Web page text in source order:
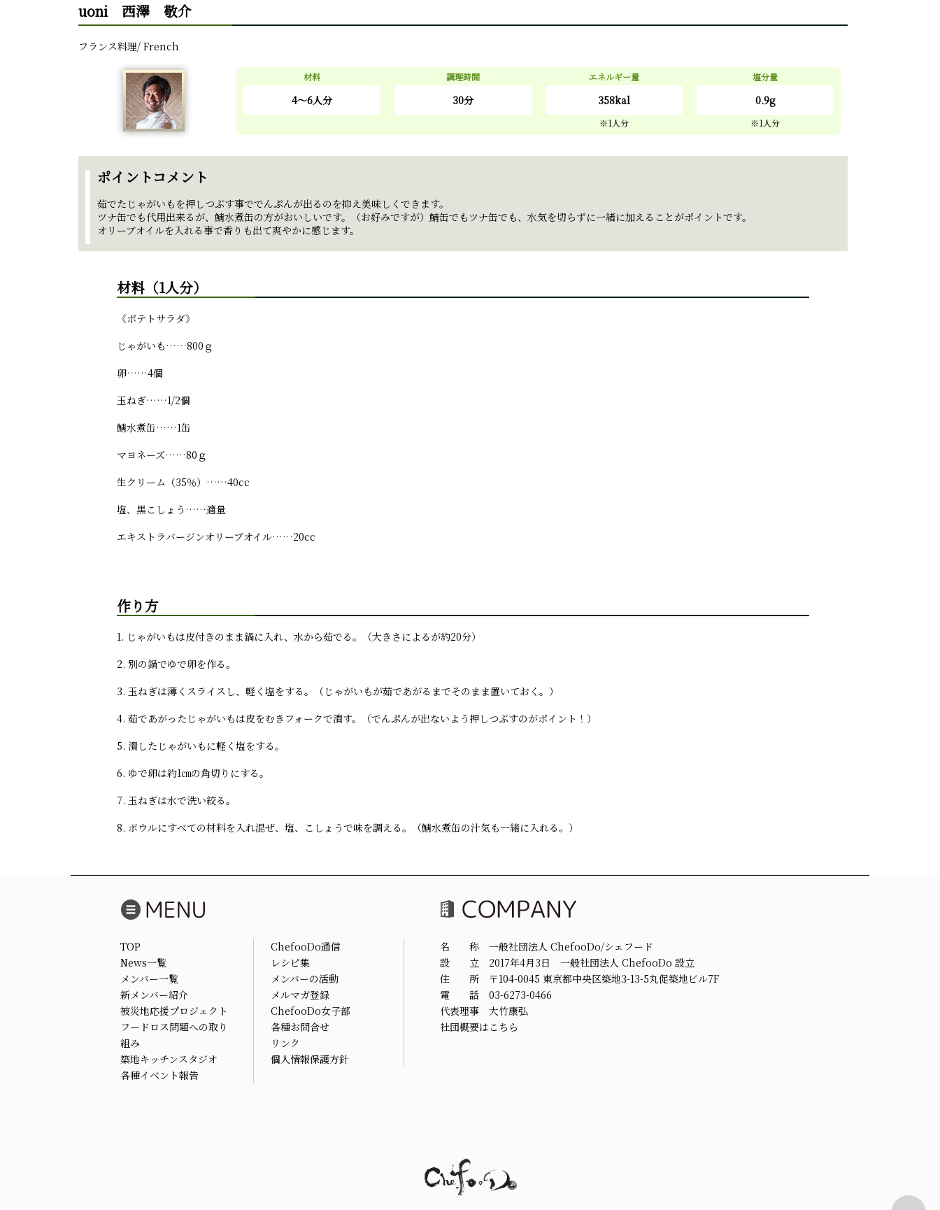
uoni 西澤 敬介
フランス料理/ French
材料
4～6人分
調理時間
30分
エネルギー量
358kal
塩分量
0.9g
ポイントコメント
茹でたじゃがいもを押しつぶす事ででんぷんが出るのを抑え美味しくできます。
ツナ缶でも代用出来るが、鯖水煮缶の方がおいしいです。（お好みですが）鯖缶でもツナ缶でも、水気を切らずに一緒に加えることがポイントです。
オリーブオイルを入れる事で香りも出て爽やかに感じます。
材料（1人分）
《ポテトサラダ》
じゃがいも……800ｇ
卵……4個
玉ねぎ……1/2個
鯖水煮缶……1缶
マヨネーズ……80ｇ
生クリーム（35％）……40cc
塩、黒こしょう……適量
エキストラバージンオリーブオイル……20cc
作り方
1. じゃがいもは皮付きのまま鍋に入れ、水から茹でる。（大きさによるが約20分）
2. 別の鍋でゆで卵を作る。
3. 玉ねぎは薄くスライスし、軽く塩をする。（じゃがいもが茹であがるまでそのまま置いておく。）
4. 茹であがったじゃがいもは皮をむきフォークで潰す。（でんぷんが出ないよう押しつぶすのがポイント！）
5. 潰したじゃがいもに軽く塩をする。
6. ゆで卵は約1㎝の角切りにする。
7. 玉ねぎは水で洗い絞る。
8. ボウルにすべての材料を入れ混ぜ、塩、こしょうで味を調える。（鯖水煮缶の汁気も一緒に入れる。）
TOP
News一覧
メンバー一覧
新メンバー紹介
被災地応援プロジェクト
フードロス問題への取り
組み
築地キッチンスタジオ
各種イベント報告
ChefooDo通信
レシピ集
メンバーの活動
メルマガ登録
ChefooDo女子部
各種お問合せ
リンク
個人情報保護方針
名 称 一般社団法人 ChefooDo/シェフード
設 立 2017年4月3日 一般社団法人 ChefooDo 設立
住 所 〒104-0045 東京都中央区築地3-13-5丸促築地ビル7F
電 話 03-6273-0466
代表理事 大竹康弘
社団概要はこちら